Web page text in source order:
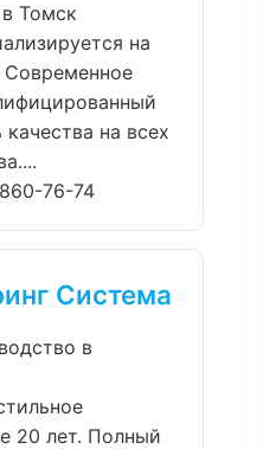
Томск
на
Современное
на всех
76-74
Система
в
20 лет. Полный